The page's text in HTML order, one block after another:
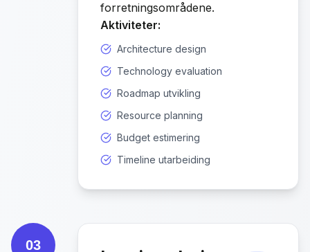
forretningsområdene.
Aktiviteter:
Architecture design
Technology evaluation
Roadmap utvikling
Resource planning
Budget estimering
Timeline utarbeiding
03